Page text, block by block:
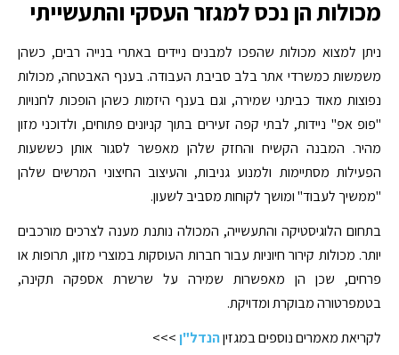
מכולות הן נכס למגזר העסקי והתעשייתי
ניתן למצוא מכולות שהפכו למבנים ניידים באתרי בנייה רבים, כשהן
משמשות כמשרדי אתר בלב סביבת העבודה. בענף האבטחה, מכולות
נפוצות מאוד כביתני שמירה, וגם בענף היזמות כשהן הופכות לחנויות
"פופ אפ" ניידות, לבתי קפה זעירים בתוך קניונים פתוחים, ולדוכני מזון
מהיר. המבנה הקשיח והחזק שלהן מאפשר לסגור אותן כששעות
הפעילות מסתיימות ולמנוע גניבות, והעיצוב החיצוני המרשים שלהן
"ממשיך לעבוד" ומושך לקוחות מסביב לשעון.
בתחום הלוגיסטיקה והתעשייה, המכולה נותנת מענה לצרכים מורכבים
יותר. מכולות קירור חיוניות עבור חברות העוסקות במוצרי מזון, תרופות או
פרחים, שכן הן מאפשרות שמירה על שרשרת אספקה תקינה,
בטמפרטורה מבוקרת ומדויקת.
לקריאת מאמרים נוספים במגזיןהנדל"ן>>>